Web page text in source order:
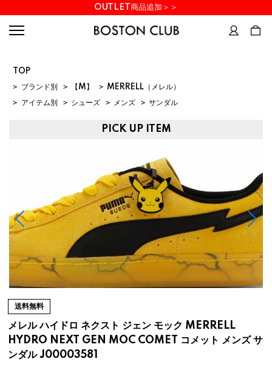
OUTLET商品追加＞＞
TOP
> ブランド別 > 【M】 > MERRELL（メレル）
> アイテム別 > シューズ > メンズ > サンダル
PICK UP ITEM
送料無料
メレル ハイドロ ネクスト ジェン モック MERRELL
HYDRO NEXT GEN MOC COMET コメット メンズ サ
ンダル J00003581